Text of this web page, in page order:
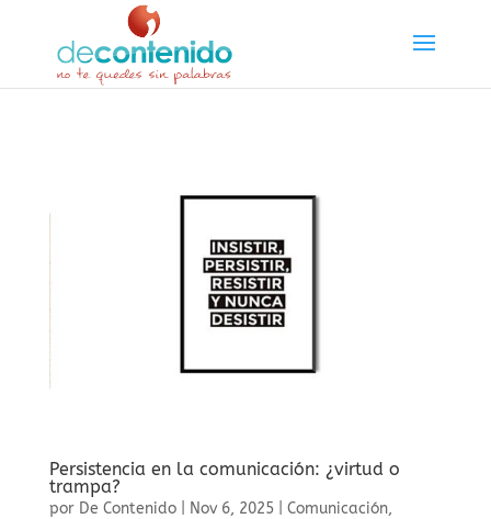
Persistencia en la comunicación: ¿virtud o
trampa?
por De Contenido| Nov 6, 2025| Comunicación,